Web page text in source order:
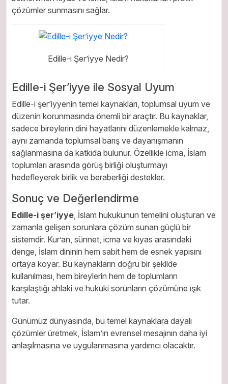
çözümler sunmasını sağlar.
Edille-i Şer’iyye Nedir?
Edille-i Şer’iyye ile Sosyal Uyum
Edille-i şer’iyyenin temel kaynakları, toplumsal uyum ve
düzenin korunmasında önemli bir araçtır. Bu kaynaklar,
sadece bireylerin dini hayatlarını düzenlemekle kalmaz,
aynı zamanda toplumsal barış ve dayanışmanın
sağlanmasına da katkıda bulunur. Özellikle icma, İslam
toplumları arasında görüş birliği oluşturmayı
hedefleyerek birlik ve beraberliği destekler.
Sonuç ve Değerlendirme
Edille-i şer’iyye , İslam hukukunun temelini oluşturan ve
zamanla gelişen sorunlara çözüm sunan güçlü bir
sistemdir. Kur’an, sünnet, icma ve kıyas arasındaki
denge, İslam dininin hem sabit hem de esnek yapısını
ortaya koyar. Bu kaynakların doğru bir şekilde
kullanılması, hem bireylerin hem de toplumların
karşılaştığı ahlaki ve hukuki sorunların çözümüne ışık
tutar.
Günümüz dünyasında, bu temel kaynaklara dayalı
çözümler üretmek, İslam’ın evrensel mesajının daha iyi
anlaşılmasına ve uygulanmasına yardımcı olacaktır.